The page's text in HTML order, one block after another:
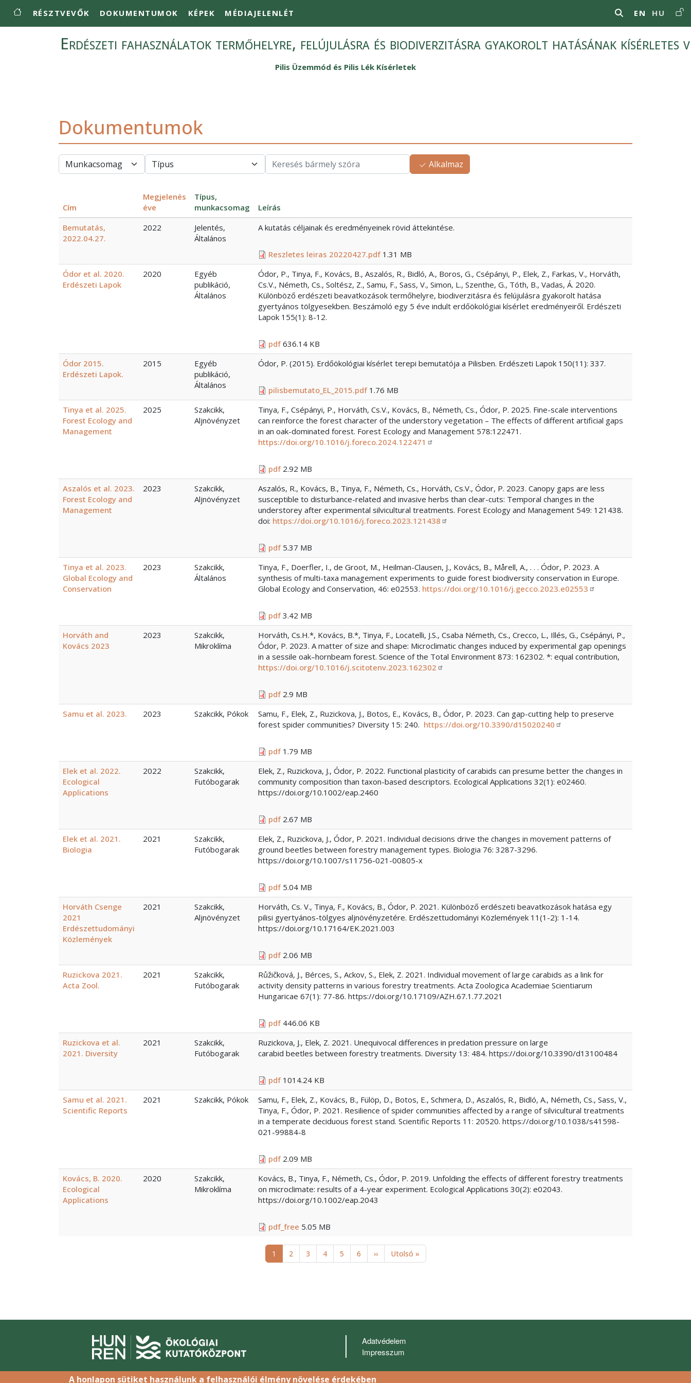
Erdészeti fahasználatok termőhelyre, felújulásra és biodiverzitásra gyakorolt hatásának kísérletes
Pilis Üzemmód és Pilis Lék Kísérletek
Main navigation
RÉSZTVEVŐK DOKUMENTUMOK KÉPEK MÉDIAJELENLÉT EN HU
Dokumentumok
Alkalmaz
Cím
Megjelenés
éve
Típus,
munkacsomag
Leírás
Bemutatás,
2022.04.27.
2022
Jelentés,
Általános
A kutatás céljainak és eredményeinek rövid áttekintése.
Reszletes leiras 20220427.pdf 1.31 MB
Ódor et al. 2020.
Erdészeti Lapok
2020
Egyéb
publikáció,
Általános
Ódor, P., Tinya, F., Kovács, B., Aszalós, R., Bidló, A., Boros, G., Csépányi, P., Elek, Z., Farkas, V., Horváth,
Cs.V., Németh, Cs., Soltész, Z., Samu, F., Sass, V., Simon, L., Szenthe, G., Tóth, B., Vadas, Á. 2020.
Különböző erdészeti beavatkozások termőhelyre, biodiverzitásra és felújulásra gyakorolt hatása
gyertyános tölgyesekben. Beszámoló egy 5 éve indult erdőökológiai kísérlet eredményeiről. Erdészeti
Lapok 155(1): 8-12.
pdf 636.14 KB
Ódor 2015.
Erdészeti Lapok.
2015
Egyéb
publikáció,
Általános
Ódor, P. (2015). Erdőökológiai kísérlet terepi bemutatója a Pilisben. Erdészeti Lapok 150(11): 337.
pilisbemutato_EL_2015.pdf 1.76 MB
Tinya et al. 2025.
Forest Ecology and
Management
2025
Szakcikk,
Aljnövényzet
Tinya, F., Csépányi, P., Horváth, Cs.V., Kovács, B., Németh, Cs., Ódor, P. 2025. Fine-scale interventions
can reinforce the forest character of the understory vegetation – The effects of different artificial gaps
in an oak-dominated forest. Forest Ecology and Management 578:122471.
https://doi.org/10.1016/j.foreco.2024.122471
pdf 2.92 MB
Aszalós et al. 2023.
Forest Ecology and
Management
2023
Szakcikk,
Aljnövényzet
Aszalós, R., Kovács, B., Tinya, F., Németh, Cs., Horváth, Cs.V., Ódor, P. 2023. Canopy gaps are less
susceptible to disturbance-related and invasive herbs than clear-cuts: Temporal changes in the
understorey after experimental silvicultural treatments. Forest Ecology and Management 549: 121438.
doi: https://doi.org/10.1016/j.foreco.2023.121438
pdf 5.37 MB
Tinya et al. 2023.
Global Ecology and
Conservation
2023
Szakcikk,
Általános
Tinya, F., Doerfler, I., de Groot, M., Heilman-Clausen, J., Kovács, B., Mårell, A., . . . Ódor, P. 2023. A
synthesis of multi-taxa management experiments to guide forest biodiversity conservation in Europe.
Global Ecology and Conservation, 46: e02553. https://doi.org/10.1016/j.gecco.2023.e02553
pdf 3.42 MB
Horváth and
Kovács 2023
2023
Szakcikk,
Mikroklíma
Horváth, Cs.H.*, Kovács, B.*, Tinya, F., Locatelli, J.S., Csaba Németh, Cs., Crecco, L., Illés, G., Csépányi, P.,
Ódor, P. 2023. A matter of size and shape: Microclimatic changes induced by experimental gap openings
in a sessile oak–hornbeam forest. Science of the Total Environment 873: 162302. *: equal contribution,
https://doi.org/10.1016/j.scitotenv.2023.162302
pdf 2.9 MB
Samu et al. 2023.
2023 Szakcikk, Pókok
Samu, F., Elek, Z., Ruzickova, J., Botos, E., Kovács, B., Ódor, P. 2023. Can gap-cutting help to preserve
forest spider communities? Diversity 15: 240. https://doi.org/10.3390/d15020240
pdf 1.79 MB
Elek et al. 2022.
Ecological
Applications
2022
Szakcikk,
Futóbogarak
Elek, Z., Ruzickova, J., Ódor, P. 2022. Functional plasticity of carabids can presume better the changes in
community composition than taxon-based descriptors. Ecological Applications 32(1): e02460.
https://doi.org/10.1002/eap.2460
pdf 2.67 MB
Elek et al. 2021.
Biologia
2021
Szakcikk,
Futóbogarak
Elek, Z., Ruzickova, J., Ódor, P. 2021. Individual decisions drive the changes in movement patterns of
ground beetles between forestry management types. Biologia 76: 3287-3296.
https://doi.org/10.1007/s11756-021-00805-x
pdf 5.04 MB
Horváth Csenge
2021
Erdészettudományi
Közlemények
2021
Szakcikk,
Aljnövényzet
Horváth, Cs. V., Tinya, F., Kovács, B., Ódor, P. 2021. Különböző erdészeti beavatkozások hatása egy
pilisi gyertyános-tölgyes aljnövényzetére. Erdészettudományi Közlemények 11(1-2): 1-14.
https://doi.org/10.17164/EK.2021.003
pdf 2.06 MB
Ruzickova 2021.
Acta Zool.
2021
Szakcikk,
Futóbogarak
Růžičková, J., Bérces, S., Ackov, S., Elek, Z. 2021. Individual movement of large carabids as a link for
activity density patterns in various forestry treatments. Acta Zoologica Academiae Scientiarum
Hungaricae 67(1): 77-86. https://doi.org/10.17109/AZH.67.1.77.2021
pdf 446.06 KB
Ruzickova et al.
2021. Diversity
2021
Szakcikk,
Futóbogarak
Ruzickova, J., Elek, Z. 2021. Unequivocal differences in predation pressure on large
carabid beetles between forestry treatments. Diversity 13: 484. https://doi.org/10.3390/d13100484
pdf 1014.24 KB
Samu et al. 2021.
Scientific Reports
2021 Szakcikk, Pókok
Samu, F., Elek, Z., Kovács, B., Fülöp, D., Botos, E., Schmera, D., Aszalós, R., Bidló, A., Németh, Cs., Sass, V.,
Tinya, F., Ódor, P. 2021. Resilience of spider communities affected by a range of silvicultural treatments
in a temperate deciduous forest stand. Scientific Reports 11: 20520. https://doi.org/10.1038/s41598-
021-99884-8
pdf 2.09 MB
Kovács, B. 2020.
Ecological
Applications
2020
Szakcikk,
Mikroklíma
Kovács, B., Tinya, F., Németh, Cs., Ódor, P. 2019. Unfolding the effects of different forestry treatments
on microclimate: results of a 4-year experiment. Ecological Applications 30(2): e02043.
https://doi.org/10.1002/eap.2043
pdf_free 5.05 MB
1 2 3 4 5 6 ››Következő oldal
Utolsó »Utolsó oldal
Lábléc
Adatvédelem
Impresszum
A honlapon sütiket használunk a felhasználói élmény növelése érdekében